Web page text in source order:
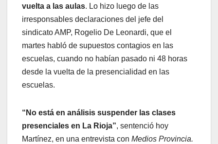
vuelta a las aulas. Lo hizo luego de las
irresponsables declaraciones del jefe del
sindicato AMP, Rogelio De Leonardi, que el
martes habló de supuestos contagios en las
escuelas, cuando no habían pasado ni 48 horas
desde la vuelta de la presencialidad en las
escuelas.
“No está en análisis suspender las clases
presenciales en La Rioja”, sentenció hoy
Martínez, en una entrevista con Medios Provincia.